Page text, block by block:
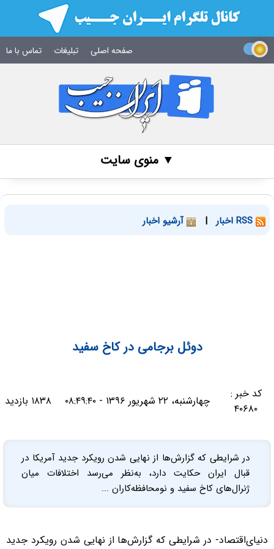
صفحه اصلی تبلیغات تماس با ما
▼ منوی سایت
| آرشیو اخبار
دوئل برجامی در کاخ سفید
کد خبر :
۴۰۶۸۰
چهارشنبه، ۲۲ شهریور ۱۳۹۶ - ۰۸:۴۹:۴۰ ۱۸۳۸ بازدید
در شرایطی که گزارش‌ها از نهایی شدن رویکرد جدید آمریکا در
قبال ایران حکایت دارد، به‌نظر می‌رسد اختلافات میان
ژنرال‌های کاخ سفید و نومحافظه‌کاران ...
دنیای‌اقتصاد- در شرایطی که گزارش‌ها از نهایی شدن رویکرد جدید